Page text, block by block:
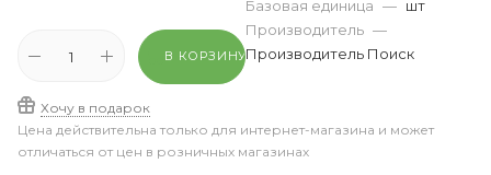
В КОРЗИНУ
Хочу в подарок
Базовая единица — шт
Производитель —
Производитель Поиск
Цена действительна только для интернет-магазина и может
отличаться от цен в розничных магазинах